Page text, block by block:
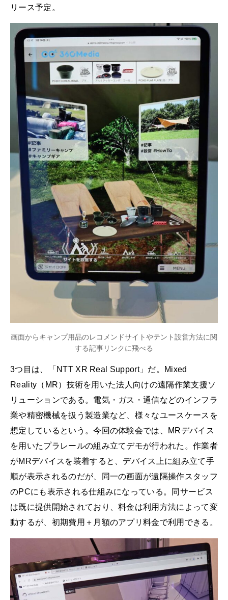
リース予定。
画面からキャンプ用品のレコメンドサイトやテント設営方法に関
する記事リンクに飛べる
3つ目は、「NTT XR Real Support」だ。Mixed
Reality（MR）技術を用いた法人向けの遠隔作業支援ソ
リューションである。電気・ガス・通信などのインフラ
業や精密機械を扱う製造業など、様々なユースケースを
想定しているという。今回の体験会では、MRデバイス
を用いたプラレールの組み立てデモが行われた。作業者
がMRデバイスを装着すると、デバイス上に組み立て手
順が表示されるのだが、同一の画面が遠隔操作スタッフ
のPCにも表示される仕組みになっている。同サービス
は既に提供開始されており、料金は利用方法によって変
動するが、初期費用＋月額のアプリ料金で利用できる。